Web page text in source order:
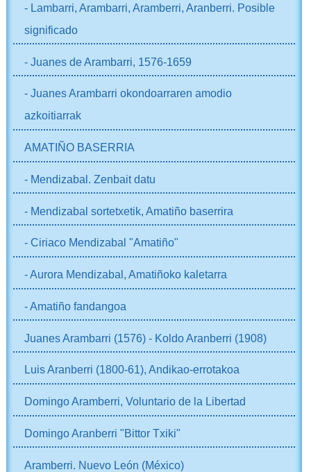
- Lambarri, Arambarri, Aramberri, Aranberri. Posible
significado
- Juanes de Arambarri, 1576-1659
- Juanes Arambarri okondoarraren amodio
azkoitiarrak
AMATIÑO BASERRIA
- Mendizabal. Zenbait datu
- Mendizabal sortetxetik, Amatiño baserrira
- Ciriaco Mendizabal "Amatiño"
- Aurora Mendizabal, Amatiñoko kaletarra
- Amatiño fandangoa
Juanes Arambarri (1576) - Koldo Aranberri (1908)
Luis Aranberri (1800-61), Andikao-errotakoa
Domingo Aramberri, Voluntario de la Libertad
Domingo Aranberri "Bittor Txiki"
Aramberri. Nuevo León (México)